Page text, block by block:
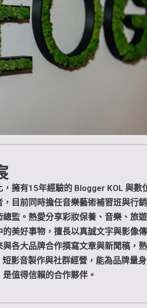
，擁有15年經驗的 Blogger KOL 與數
，目前同時擔任音樂藝術補習班與行
總監。熱愛分享彩妝保養、音樂、旅
的美好事物，擅長以真誠文字與影像
與各大品牌合作撰寫文章與新聞稿，
短影音製作與社群經營，能為品牌量
值得信賴的合作夥伴。